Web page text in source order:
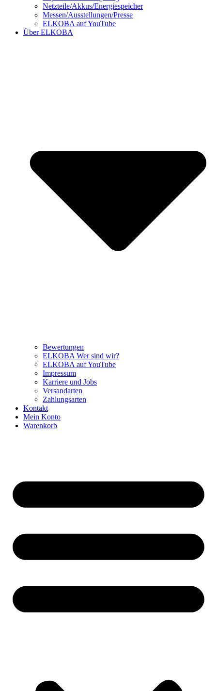
Netzteile/Akkus/Energiespeicher
Messen/Ausstellungen/Presse
ELKOBA auf YouTube
Über ELKOBA
Bewertungen
ELKOBA Wer sind wir?
ELKOBA auf YouTube
Impressum
Karriere und Jobs
Versandarten
Zahlungsarten
Kontakt
Mein Konto
Warenkorb